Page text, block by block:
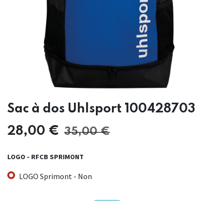
Sac à dos Uhlsport 100428703
28,00 € 35,00€
LOGO - RFCB SPRIMONT
LOGO Sprimont - Non